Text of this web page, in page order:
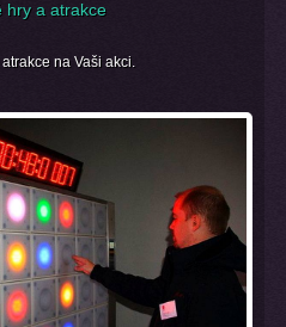
hry a atrakce
na Vaši akci.